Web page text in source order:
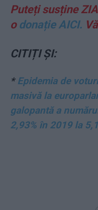
Puteți susține
o donație AICI.
CITIȚI ȘI:
*Epidemia de
masivă la
galopantă a
2,93% în 2019 la